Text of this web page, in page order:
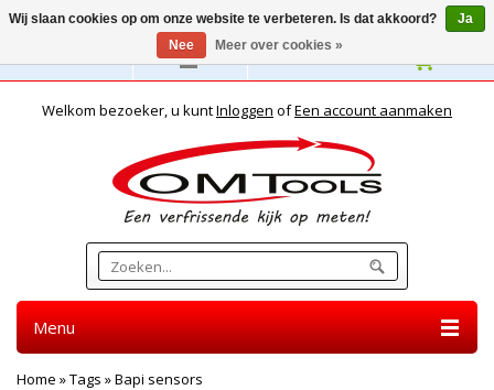
Nederlands
Welkom bezoeker, u kuntInloggen ofEen account aanmaken
Menu
Home »Tags »Bapi sensors
Wij slaan cookies op om onze website te verbeteren. Is dat akkoord?
Ja
Nee
Meer over cookies »